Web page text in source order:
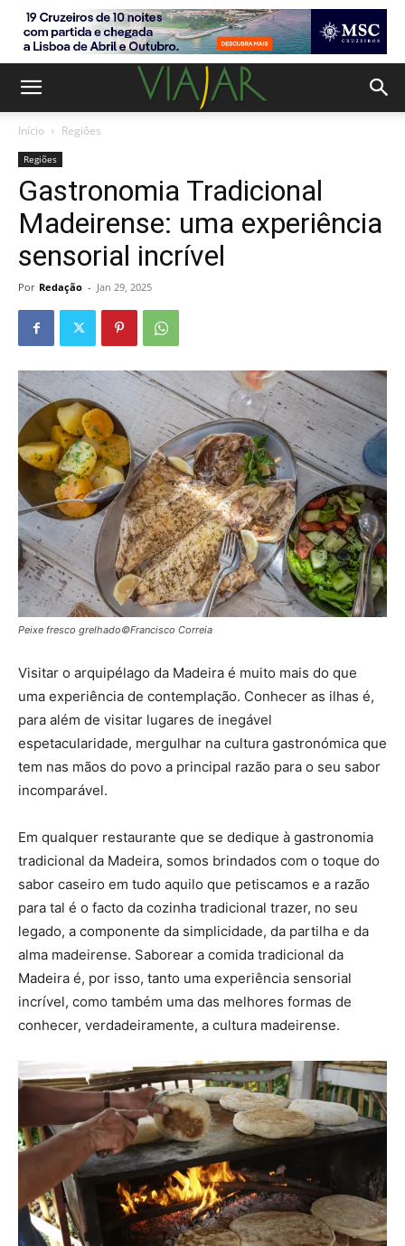
Início Regiões
Regiões
Gastronomia Tradicional
Madeirense: uma experiência
sensorial incrível
Por Redação - Jan 29, 2025
Peixe fresco grelhado©Francisco Correia
Visitar o arquipélago da Madeira é muito mais do que
uma experiência de contemplação. Conhecer as ilhas é,
para além de visitar lugares de inegável
espetacularidade, mergulhar na cultura gastronómica que
tem nas mãos do povo a principal razão para o seu sabor
incomparável.
Em qualquer restaurante que se dedique à gastronomia
tradicional da Madeira, somos brindados com o toque do
sabor caseiro em tudo aquilo que petiscamos e a razão
para tal é o facto da cozinha tradicional trazer, no seu
legado, a componente da simplicidade, da partilha e da
alma madeirense. Saborear a comida tradicional da
Madeira é, por isso, tanto uma experiência sensorial
incrível, como também uma das melhores formas de
conhecer, verdadeiramente, a cultura madeirense.